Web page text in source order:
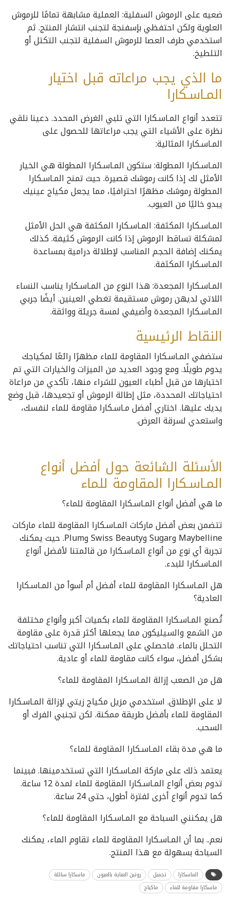
ضعيه على الرموش السفلية: العملية مشابهة تمامًا للرموش
العلوية ولكن احتفظي بإسفنجة لتجنب انتشار المنتج. ثم
استخدمي طرف العصا للرموش السفلية لتجنب التكتل أو
التلطيخ.
ما الذي يجب مراعاته قبل اختيار
المـاسـكارا
تتعدد أنواع المـاسـكارا التي تلبي الغرض المحدد. دعينا نلقي
نظرة على الأشياء التي يجب مراعاتها للحصول على
المـاسـكارا المثالية:
المـاسـكارا المطولة: ستكون المـاسـكارا المطولة هي الخيار
الأمثل لك إذا كانت رموشك قصيرة. حيث تمنح المـاسـكارا
المطولة رموشك مظهرًا احترافيًا، مما يجعل مكياج عينيك
يبدو خاليًا من العيوب.
المـاسـكارا المكثفة: المـاسـكارا المكثفة هي الحل الأمثل
لمشكلة تساقط الرموش إذا كانت الرموش كثيفة. كذلك
يمكنك إضافة الحجم المناسب لإطلالة درامية بمساعدة
المـاسـكارا المكثفة.
المـاسـكارا المجعدة: هذا النوع من المـاسـكارا يناسب النساء
اللاتي لديهن رموش مستقيمة تغطي العينين. أيضًا جربي
المـاسـكارا المجعدة وأضيفي لمسة جريئة وواثقة.
النقاط الرئيسية
ستضفي المـاسـكارا المقاومة للماء مظهرًا رائعًا لمكياجك
يدوم طويلًا. ومع وجود العديد من الميزات والخيارات التي تم
اختبارها من قبل أطباء العيون للشراء منها، تأكدي من مراعاة
احتياجاتك المحددة، مثل إطالة الرموش أو تجعيدها، قبل وضع
يديك عليها. اختاري أفضل مـاسـكارا مقاومة للماء لنفسك،
واستعدي لسرقة العرض.
الأسئلة الشائعة حول أفضل أنواع
المـاسـكارا المقاومة للماء
ما هي أفضل أنواع المـاسـكارا المقاومة للماء؟
تتضمن بعض أفضل ماركات المـاسـكارا المقاومة للماء ماركات
Maybelline وSugar وSwiss Beauty وPlum. حيث يمكنك
تجربة أي نوع من أنواع المـاسـكارا من قائمتنا لأفضل أنواع
المـاسـكارا للبدء.
هل المـاسـكارا المقاومة للماء أفضل أم أسوأ من المـاسـكارا
العادية؟
تُصنع المـاسـكارا المقاومة للماء بكميات أكبر وأنواع مختلفة
من الشمع والسيليكون مما يجعلها أكثر قدرة على مقاومة
التحلل بالماء. فاحصلي على المـاسـكارا التي تناسب احتياجاتك
بشكل أفضل، سواء كانت مقاومة للماء أو عادية.
هل من الصعب إزالة المـاسـكارا المقاومة للماء؟
لا على الإطلاق. استخدمي مزيل مكياج زيتي لإزالة المـاسـكارا
المقاومة للماء بأفضل طريقة ممكنة. لكن تجنبي الفرك أو
السحب.
ما هي مدة بقاء المـاسـكارا المقاومة للماء؟
يعتمد ذلك على ماركة المـاسـكارا التي تستخدمينها. فبينما
تدوم بعض أنواع المـاسـكارا المقاومة للماء لمدة 12 ساعة.
كما تدوم أنواع أخرى لفترة أطول، حتى 24 ساعة.
هل يمكنني السباحة مع المـاسـكارا المقاومة للماء؟
نعم.. بما أن المـاسـكارا المقاومة للماء تقاوم الماء، يمكنك
السباحة بسهولة مع هذا المنتج.
الماسكارا تجميل روتين العناية بالعيون
ماسكارا سائلة
ماسكارا مقاومة للماء
ماكياج